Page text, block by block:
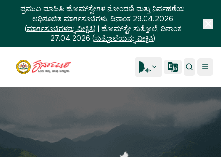
ಪ್ರಮುಖ ಮಾಹಿತಿ: ಹೋಮ್‌ಸ್ಟೇಗಳ ನೋಂದಣಿ ಮತ್ತು ನಿರ್ವಹಣೆಯ
ಅಧಿಸೂಚಿತ ಮಾರ್ಗಸೂಚಿಗಳು, ದಿನಾಂಕ 29.04.2026
(ಮಾರ್ಗಸೂಚಿಗಳನ್ನು ವೀಕ್ಷಿಸಿ) | ಹೋಮ್‌ಸ್ಟೇ ಸುತ್ತೋಲೆ, ದಿನಾಂಕ
27.04.2026 (ಸುತ್ತೋಲೆಯನ್ನು ವೀಕ್ಷಿಸಿ)